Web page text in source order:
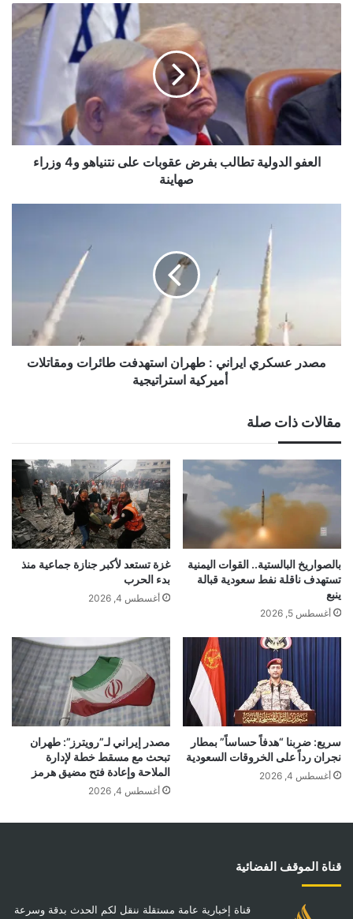
عقوبات
نتنياهو
وزراء
صهاينة
العفو الدولية تطالب بفرض عقوبات على نتنياهو و4 وزراء
صهاينة
أميركية
استراتيجية
مصدر عسكري ايراني : طهران استهدفت طائرات ومقاتلات
أميركية استراتيجية
مقالات ذات صلة
بالصواريخ البالستية.. القوات اليمنية
تستهدف ناقلة نفط سعودية قبالة
ينبع
أغسطس 5, 2026
غزة تستعد لأكبر جنازة جماعية منذ
بدء الحرب
أغسطس 4, 2026
سريع: ضربنا “هدفاً حساساً” بمطار
نجران رداً على الخروقات السعودية
أغسطس 4, 2026
مصدر إيراني لـ”رويترز”: طهران
تبحث مع مسقط خطة لإدارة
الملاحة وإعادة فتح مضيق هرمز
أغسطس 4, 2026
قناة الموقف الفضائية
قناة إخبارية عامة مستقلة ننقل لكم الحدث بدقة وسرعة